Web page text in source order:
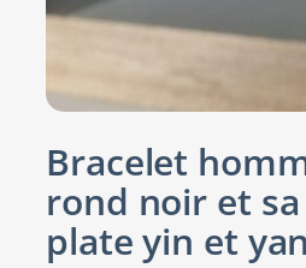
Bracelet
rond noir et
plate yin et